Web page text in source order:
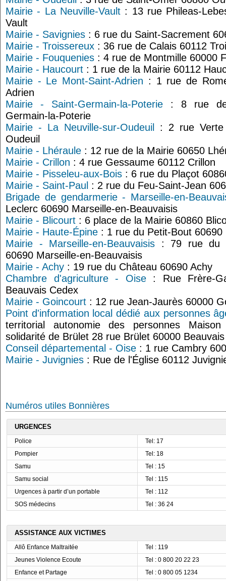
Mairie - La Neuville-Vault: 13 rue Phileas-
Vault
Mairie - Savignies : 6 rue du Saint-Sacrement
Mairie - Troissereux : 36 rue de Calais 60112
Mairie - Fouquenies : 4 rue de Montmille 60000
Mairie - Haucourt : 1 rue de la Mairie 60112
Mairie - Le Mont-Saint-Adrien : 1 rue de
Adrien
Mairie - Saint-Germain-la-Poterie : 8 rue de
Germain-la-Poterie
Mairie - La Neuville-sur-Oudeuil
: 2 rue Verte
Oudeuil
Mairie - Lhéraule : 12 rue de la Mairie 60650
Mairie - Crillon : 4 rue Gessaume 60112 Crillon
Mairie - Pisseleu-aux-Bois : 6 rue du Plaçot
Mairie - Saint-Paul : 2 rue du Feu-Saint-Jean
Brigade de gendarmerie - Marseille-en-
Leclerc 60690 Marseille-en-Beauvaisis
Mairie - Blicourt : 6 place de la Mairie 60860
Mairie - Haute-Épine : 1 rue du Petit-Bout 60690
Mairie - Marseille-en-Beauvaisis : 79 rue du
60690 Marseille-en-Beauvaisis
Mairie - Achy : 19 rue du Château 60690 Achy
Chambre d'agriculture - Oise: Rue Frère-
Beauvais Cedex
Mairie - Goincourt : 12 rue Jean-Jaurès 60000
Point d'information local dédié aux personnes
territorial autonomie des personnes
solidarité de Brület 28 rue Brület 60000 Beauvais
Conseil départemental - Oise : 1 rue Cambry
Mairie - Juvignies : Rue de l'Église 60112
Numéros utiles Bonnières
URGENCES
Police
Tel: 17
Pompier
Tel: 18
Samu
Tel : 15
Samu social
Tel : 115
Urgences à partir d’un portable
Tel : 112
SOS médecins
Tel : 36 24
ASSISTANCE AUX VICTIMES
Allô Enfance Maltraitée
Tel : 119
Jeunes Violence Ecoute
Tel : 0 800 20 22 23
Enfance et Partage
Tel : 0 800 05 1234